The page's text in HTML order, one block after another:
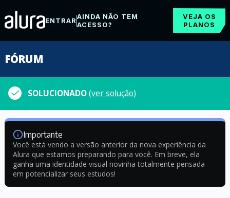
ENTRARAINDA NÃO TEM
ACESSO?
VEJA OS
PLANOS
FÓRUM
SOLUCIONADO(ver solução)
Importante
Você está vendo a versão anterior da nova experiência da
Alura que estamos preparando para você. Em breve, ela
ganha uma identidade visual novinha totalmente pensada
em potencializar seus estudos!